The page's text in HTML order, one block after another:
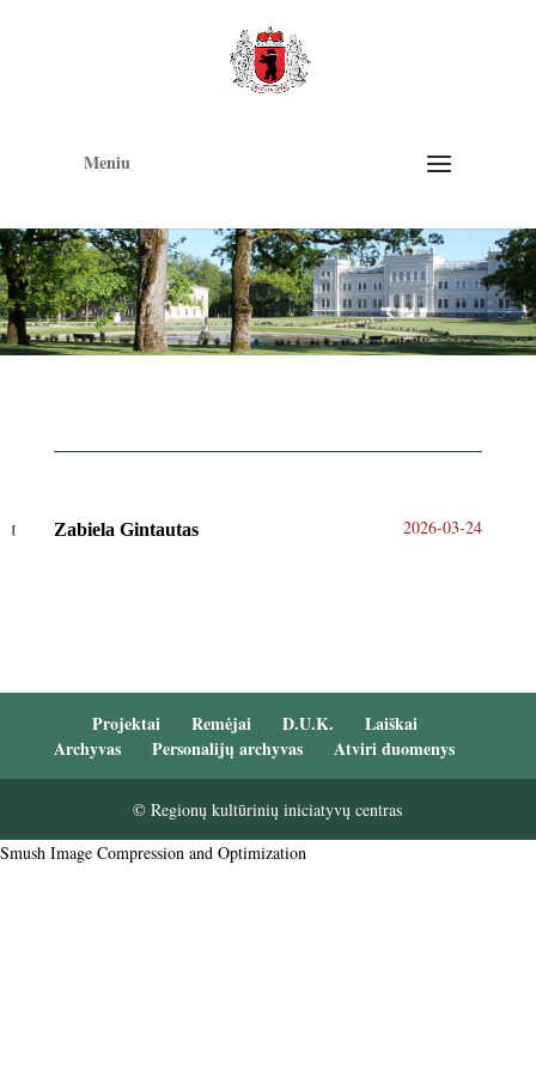
Meniu
Zabiela Gintautas 2026-03-24
Projektai Remėjai D.U.K.
Laiškai
Archyvas
Personalijų archyvas Atviri duomenys
© Regionų kultūrinių iniciatyvų centras
Smush Image Compression and Optimization